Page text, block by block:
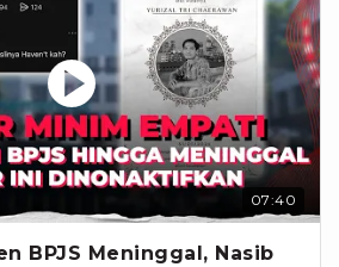
07:40
BPJS Meninggal, Nasib